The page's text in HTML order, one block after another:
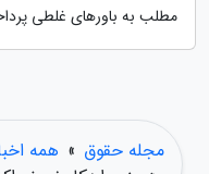
مطلب به باورهای غلطی
مجله حقوق » همه